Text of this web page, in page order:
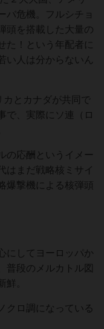
バ危機。フルシチョ
頭を搭載した大量の
！という年配者に
い人は分からないん
とカナダが共同で
で、実際にソ連（ロ
の応酬というイメー
はまだ戦略核ミサイ
爆撃機による核弾頭
にしてヨーロッパか
普段のメルカトル図
鮮。
クロ調になっている